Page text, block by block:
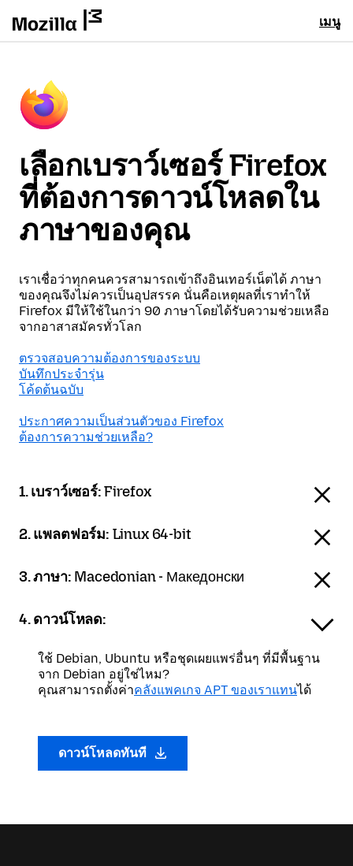
เมนู
เลือกเบราว์เซอร์ Firefox
ที่ต้องการดาวน์โหลดใน
ภาษาของคุณ
เราเชื่อว่าทุกคนควรสามารถเข้าถึงอินเทอร์เน็ตได้ ภาษา
ของคุณจึงไม่ควรเป็นอุปสรรค นั่นคือเหตุผลที่เราทำให้
Firefox มีให้ใช้ในกว่า 90 ภาษาโดยได้รับความช่วยเหลือ
จากอาสาสมัครทั่วโลก
ตรวจสอบความต้องการของระบบ
บันทึกประจำรุ่น
โค้ดต้นฉบับ
ประกาศความเป็นส่วนตัวของ Firefox
ต้องการความช่วยเหลือ?
1. เบราว์เซอร์:Firefox
2. แพลตฟอร์ม: Linux 64-bit
3. ภาษา: Macedonian - Македонски
4. ดาวน์โหลด:
ใช้ Debian, Ubuntu หรือชุดเผยแพร่อื่นๆ ที่มีพื้นฐาน
จาก Debian อยู่ใช่ไหม?
คุณสามารถตั้งค่าคลังแพคเกจ APT ของเราแทนได้
ดาวน์โหลดทันที